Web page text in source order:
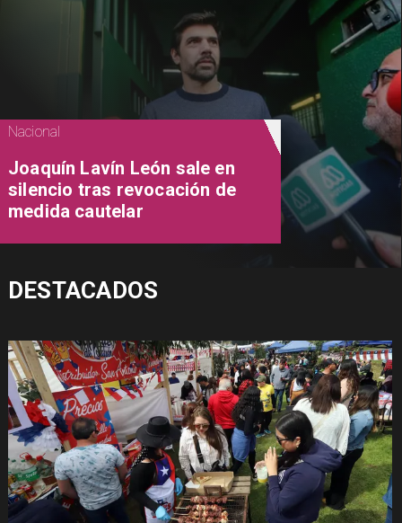
Nacional
Joaquín Lavín León sale en
silencio tras revocación de
medida cautelar
DESTACADOS